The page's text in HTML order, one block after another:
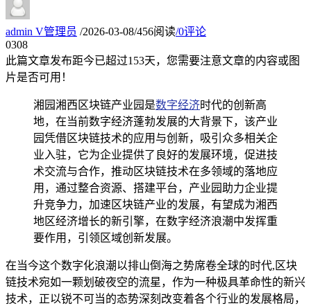
admin V管理员 /2026-03-08/456阅读/0评论
0308
此篇文章发布距今已超过153天，您需要注意文章的内容或图
片是否可用！
湘园湘西区块链产业园是数字经济时代的创新高
地，在当前数字经济蓬勃发展的大背景下，该产业
园凭借区块链技术的应用与创新，吸引众多相关企
业入驻，它为企业提供了良好的发展环境，促进技
术交流与合作，推动区块链技术在多领域的落地应
用，通过整合资源、搭建平台，产业园助力企业提
升竞争力，加速区块链产业的发展，有望成为湘西
地区经济增长的新引擎，在数字经济浪潮中发挥重
要作用，引领区域创新发展。
在当今这个数字化浪潮以排山倒海之势席卷全球的时代,区块
链技术宛如一颗划破夜空的流星，作为一种极具革命性的新兴
技术，正以锐不可当的态势深刻改变着各个行业的发展格局，